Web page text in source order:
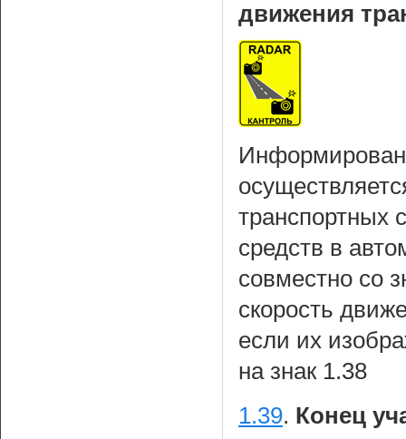
движения
транспортных
средств в
совместно со
скорость
если их
на знак 1.38
1.39. Конец